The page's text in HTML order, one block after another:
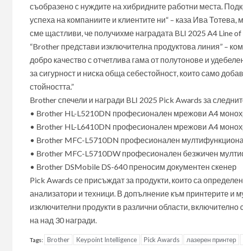
съобразено с нуждите на хибридните работни места.
успеха на компаниите и клиентите ни“ – каза Ива
сме щастливи, че получихме наградата BLI 2025 A4 Line of
“Brother представи изключителна продуктова линия” –
добро качество с отчетлива гама от полутонове и
за сигурност и ниска обща себестойност, които само
стойността.”
Brother спечели и награди BLI 2025 Pick Awards за
• Brother HL-L5210DN професионален мрежови A4
• Brother HL-L6410DN професионален мрежови A4
• Brother MFC-L5710DN професионален
• Brother MFC-L5710DW професионален безжичен
• Brother DSMobile DS-640 преносим документен скенер
Pick Awards се присъждат за продукти, които са
анализатори и техници. В допълнение към принтерите и
изключителни продукти в различни области,
на над 30 награди.
Tags: Brother Keypoint Intelligence Pick Awards лазерен принтер